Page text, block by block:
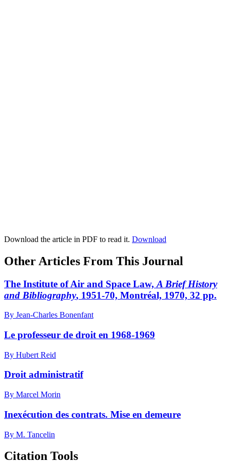
Download the article in PDF to read it. Download
Other Articles From This Journal
The Institute of Air and Space Law, A Brief History
and Bibliography, 1951-70, Montréal, 1970, 32 pp.
By Jean-Charles Bonenfant
Le professeur de droit en 1968-1969
By Hubert Reid
Droit administratif
By Marcel Morin
Inexécution des contrats. Mise en demeure
By M. Tancelin
Citation Tools